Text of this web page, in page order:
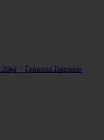
- Горилла Верзила